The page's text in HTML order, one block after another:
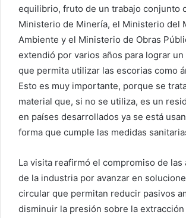
equilibrio, fruto de un trabajo conjunto
Ministerio de Minería, el Ministerio del
Ambiente y el Ministerio de Obras
extendió por varios años para lograr
que permita utilizar las escorias como
Esto es muy importante, porque se
material que, si no se utiliza, es un
en países desarrollados ya se está
forma que cumple las medidas
La visita reafirmó el compromiso de las
de la industria por avanzar en
circular que permitan reducir pasivos
disminuir la presión sobre la